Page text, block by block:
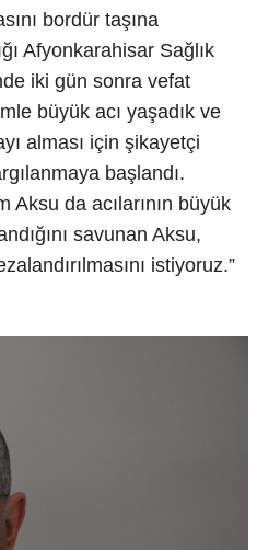
bordür taşına
Afyonkarahisar Sağlık
iki gün sonra vefat
büyük acı yaşadık ve
alması için şikayetçi
başlandı.
da acılarının büyük
savunan Aksu,
istiyoruz.”